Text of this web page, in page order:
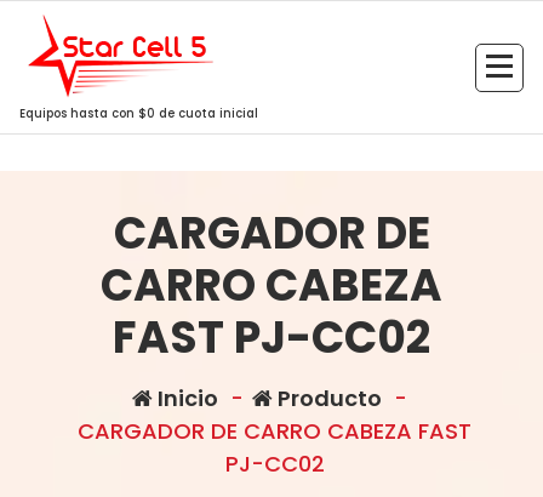
Saltar
contenido
Equipos hasta con $0 de cuota inicial
CARGADOR DE
CARRO CABEZA
FAST PJ-CC02
Inicio - Producto -
CARGADOR DE CARRO CABEZA FAST
PJ-CC02